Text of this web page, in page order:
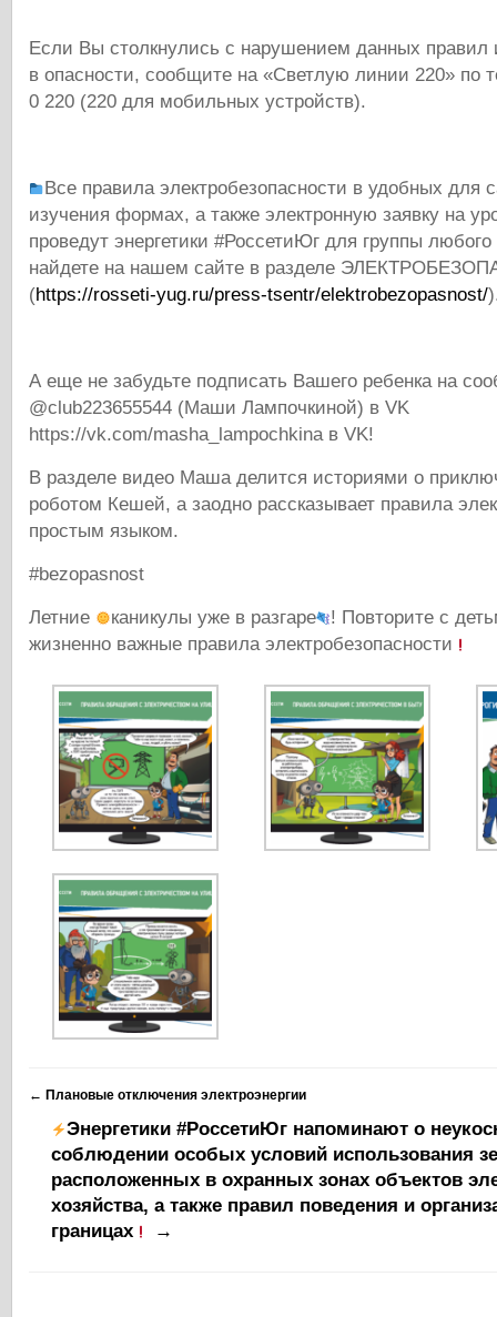
Если Вы столкнулись с нарушением данных правил
в опасности, сообщите на «Светлую линии 220» по
0 220 (220 для мобильных устройств).
Все правила электробезопасности в удобных для
изучения формах, а также электронную заявку на
проведут энергетики #РоссетиЮг для группы
найдете на нашем сайте в разделе
(https://rosseti-yug.ru/press-tsentr/elektrobezopasnost/
А еще не забудьте подписать Вашего ребенка на
@club223655544 (Маши Лампочкиной) в VK
https://vk.com/masha_lampochkina в VK!
В разделе видео Маша делится историями о
роботом Кешей, а заодно рассказывает правила
простым языком.
#bezopasnost
Летние
каникулы уже в разгаре
! Повторите с
жизненно важные правила электробезопасности
← Плановые отключения электроэнергии
Энергетики #РоссетиЮг напоминают о
соблюдении особых условий использования
расположенных в охранных зонах объектов
хозяйства, а также правил поведения и
границах
→